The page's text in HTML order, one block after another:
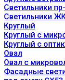
Светильники
Светильники
Круглый
Круглый с
Круглый с
Овал
Овал с
Фасадные